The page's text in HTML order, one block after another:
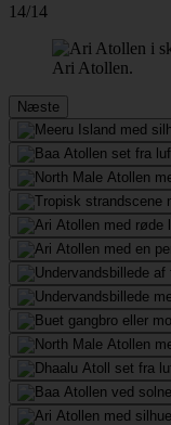
14/14
Ari Atollen.
Næste